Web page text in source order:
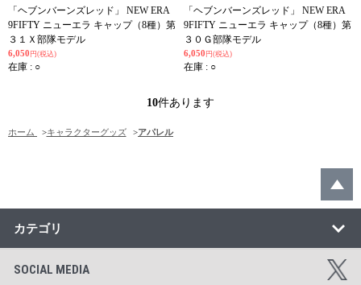
「ヘブンバーンズレッド」 NEW ERA
9FIFTY ニューエラ キャップ（8種）第
３１Ｘ部隊モデル
6,050 円(税込)
在庫 : ○
「ヘブンバーンズレッド」 NEW ERA
9FIFTY ニューエラ キャップ（8種）第
３０Ｇ部隊モデル
6,050 円(税込)
在庫 : ○
10件あります
ホーム >キャラクターグッズ >アパレル
カテゴリ
SOCIAL MEDIA